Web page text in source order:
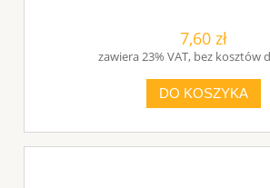
7,60 zł
zawiera 23% VAT, bez kosztów
DO KOSZYKA